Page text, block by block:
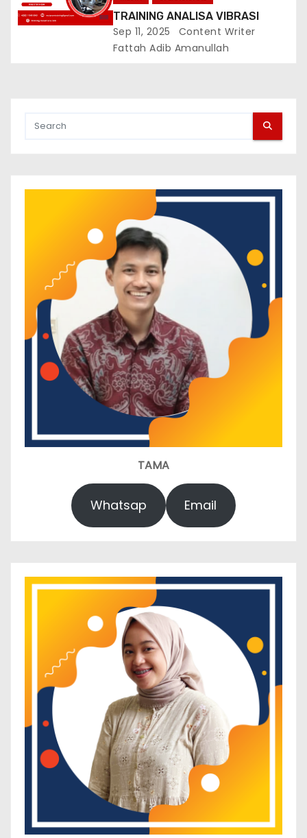
TRAINING ANALISA VIBRASI
Sep 11, 2025
Content Writer
Fattah Adib Amanullah
TAMA
Whatsap Email